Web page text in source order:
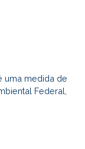
uma medida de
Federal,